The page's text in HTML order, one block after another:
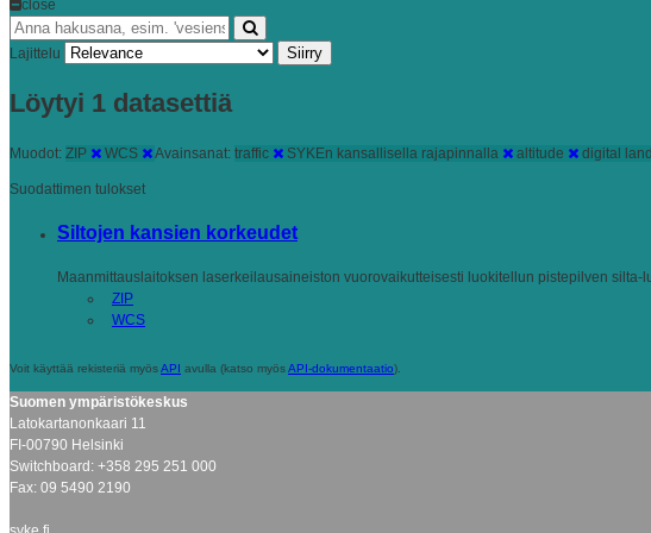
close
Lajittelu Siirry
Löytyi 1 datasettiä
Muodot: ZIP WCS Avainsanat: traffic SYKEn kansallisella rajapinnalla altitude digital
Suodattimen tulokset
Siltojen kansien korkeudet
Maanmittauslaitoksen laserkeilausaineiston vuorovaikutteisesti luokitellun pistepilven silta-
ZIP
WCS
Voit käyttää rekisteriä myösAPI avulla (katso myösAPI-dokumentaatio).
Suomen ympäristökeskus
Latokartanonkaari 11
FI-00790 Helsinki
Switchboard: +358 295 251 000
Fax: 09 5490 2190